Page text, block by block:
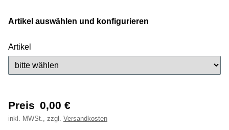
Artikel auswählen und konfigurieren
Artikel
Preis 0,00 €
inkl. MWSt., zzgl. Versandkosten